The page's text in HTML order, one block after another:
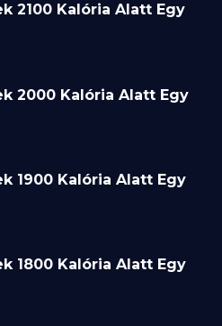
2100 Kalória Alatt Egy
2000 Kalória Alatt Egy
1900 Kalória Alatt Egy
1800 Kalória Alatt Egy